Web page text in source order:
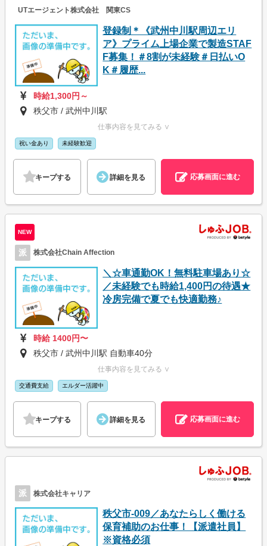
UTエージェント株式会社 関東CS
登録制＊《武州中川駅周辺エリ
ア》プライム上場企業で製造STAF
F募集！＃8割が未経験＃日払いO
K＃履歴...
時給1,300円～
秩父市 / 武州中川駅
仕事内容を見てみる ∨
祝い金あり 未経験歓迎
キープする 詳細を見る 応募画面に進む
NEW
派 株式会社Chain Affection
＼☆車通勤OK！無料駐車場あり☆
／未経験でも時給1,400円の待遇★
冷房完備で夏でも快適勤務♪
時給 1400円〜
秩父市 / 武州中川駅 自動車40分
仕事内容を見てみる ∨
交通費支給 エルダー活躍中
キープする 詳細を見る 応募画面に進む
派 株式会社キャリア
秩父市-009／あなたらしく働ける
保育補助のお仕事！【派遣社員】
※資格必須